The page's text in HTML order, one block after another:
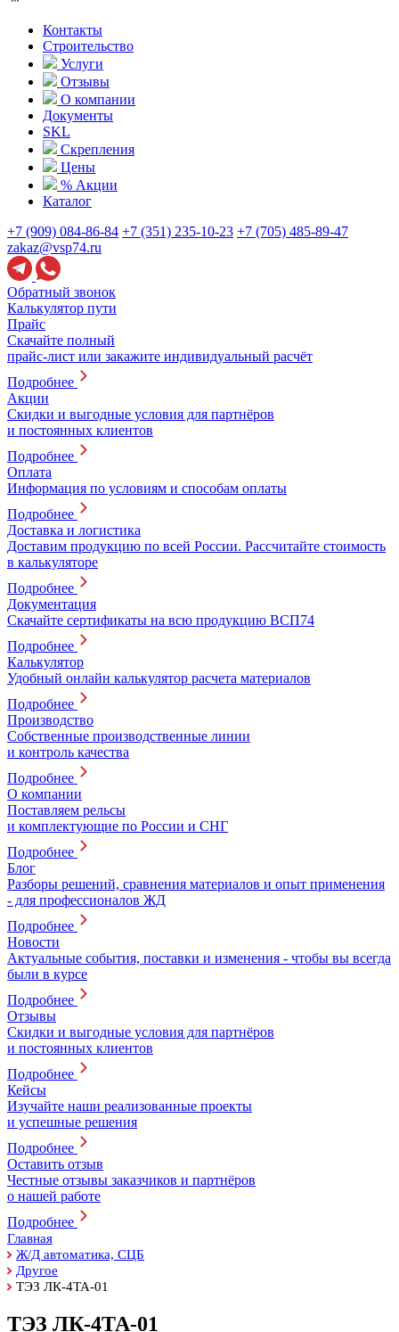
Контакты
Строительство
Услуги
Отзывы
О компании
Документы
SKL
Скрепления
Цены
% Акции
Каталог
+7 (909) 084-86-84 +7 (351) 235-10-23 +7 (705) 485-89-47
zakaz@vsp74.ru
Обратный звонок
Калькулятор пути
Прайс
Скачайте полный
прайс-лист или закажите индивидуальный расчёт
Подробнее
Акции
Скидки и выгодные условия для партнёров
и постоянных клиентов
Подробнее
Оплата
Информация по условиям и способам оплаты
Подробнее
Доставка и логистика
Доставим продукцию по всей России. Рассчитайте стоимость
в калькуляторе
Подробнее
Документация
Скачайте сертификаты на всю продукцию ВСП74
Подробнее
Калькулятор
Удобный онлайн калькулятор расчета материалов
Подробнее
Производство
Собственные производственные линии
и контроль качества
Подробнее
О компании
Поставляем рельсы
и комплектующие по России и СНГ
Подробнее
Блог
Разборы решений, сравнения материалов и опыт применения
- для профессионалов ЖД
Подробнее
Новости
Актуальные события, поставки и изменения - чтобы вы всегда
были в курсе
Подробнее
Отзывы
Скидки и выгодные условия для партнёров
и постоянных клиентов
Подробнее
Кейсы
Изучайте наши реализованные проекты
и успешные решения
Подробнее
Оставить отзыв
Честные отзывы заказчиков и партнёров
о нашей работе
Подробнее
Главная
Ж/Д автоматика, СЦБ
Другое
ТЭЗ ЛК-4ТА-01
ТЭЗ ЛК-4ТА-01